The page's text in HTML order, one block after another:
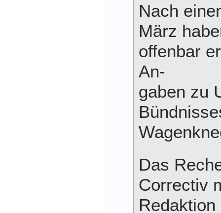
Nach
März
offenbar
An-
gaben zu
Das
Correctiv